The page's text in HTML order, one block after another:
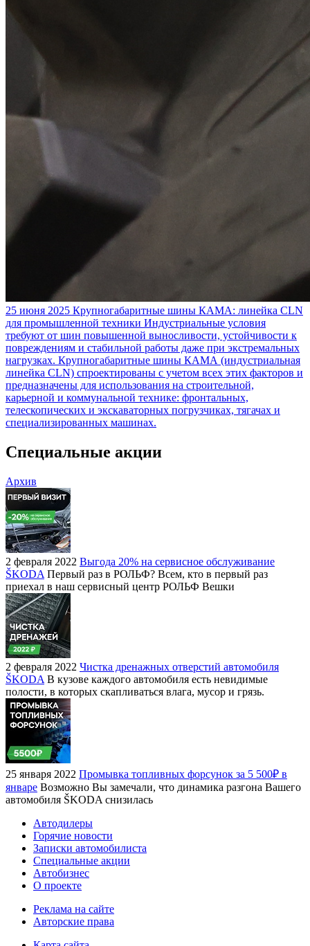
25 июня 2025 Крупногабаритные шины КАМА: линейка CLN
для промышленной техники Индустриальные условия
требуют от шин повышенной выносливости, устойчивости к
повреждениям и стабильной работы даже при экстремальных
нагрузках. Крупногабаритные шины КАМА (индустриальная
линейка CLN) спроектированы с учетом всех этих факторов и
предназначены для использования на строительной,
карьерной и коммунальной технике: фронтальных,
телескопических и экскаваторных погрузчиках, тягачах и
специализированных машинах.
Специальные акции
Архив
2 февраля 2022 Выгода 20% на сервисное обслуживание
ŠKODA Первый раз в РОЛЬФ? Всем, кто в первый раз
приехал в наш сервисный центр РОЛЬФ Вешки
2 февраля 2022 Чистка дренажных отверстий автомобиля
ŠKODA В кузове каждого автомобиля есть невидимые
полости, в которых скапливаться влага, мусор и грязь.
25 января 2022 Промывка топливных форсунок за 5 500₽ в
январе Возможно Вы замечали, что динамика разгона Вашего
автомобиля ŠKODA снизилась
Автодилеры
Горячие новости
Записки автомобилиста
Специальные акции
Автобизнес
О проекте
Реклама на сайте
Авторские права